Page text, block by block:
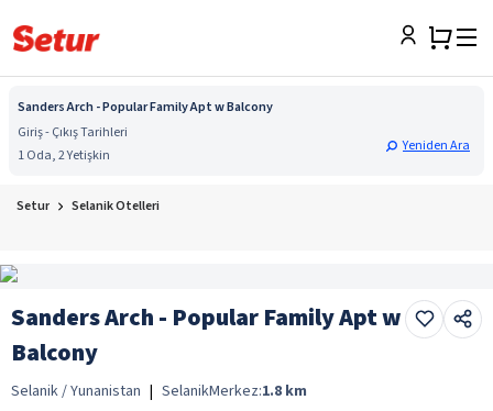
Sanders Arch - Popular Family Apt w Balcony
Giriş - Çıkış Tarihleri
1 Oda, 2 Yetişkin
Yeniden Ara
Setur Selanik Otelleri
Sanders Arch - Popular Family Apt w
Balcony
Selanik / Yunanistan | SelanikMerkez:1.8 km